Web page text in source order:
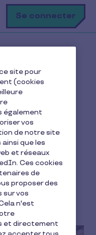
Se connecter
c’est et comment
:
et
?
site pour
(cookies
également
vos
de notre site
que les
et réseaux
Ces cookies
de
proposer des
sur vos
n'est
et directement